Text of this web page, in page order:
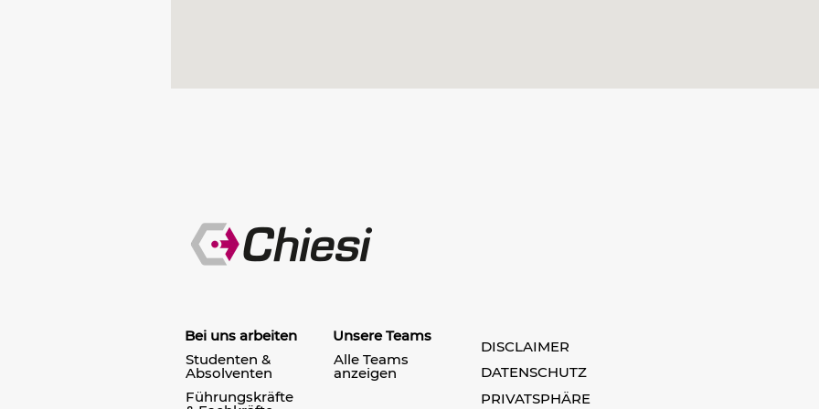
Bei uns arbeiten
Studenten &
Absolventen
Führungskräfte
Unsere Teams
Alle Teams
anzeigen
DISCLAIMER
DATENSCHUTZ
PRIVATSPHÄRE